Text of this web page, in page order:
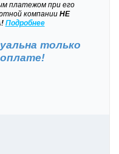
платежом при его
компанииНЕ
Подробнее
только